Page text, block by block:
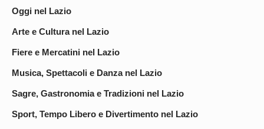
Oggi nel Lazio
Arte e Cultura nel Lazio
Fiere e Mercatini nel Lazio
Musica, Spettacoli e Danza nel Lazio
Sagre, Gastronomia e Tradizioni nel Lazio
Sport, Tempo Libero e Divertimento nel Lazio